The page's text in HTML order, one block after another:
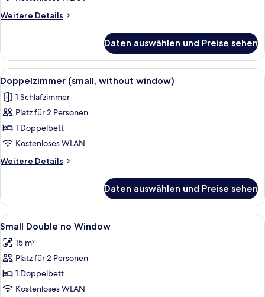
Weitere Details
Weitere
Daten auswählen und Preise sehen
Alle
Fotos
für
Doppelzimmer
(small,
without
window)
anzeigen
Ein modernes Schlafzimmer mit
5
Doppelzimmer (small, without window)
1 Schlafzimmer
Platz für 2 Personen
1 Doppelbett
Kostenloses WLAN
Weitere Details
Weitere
(small,
without
window)
Daten auswählen und Preise sehen
Alle
Fotos
für
Small
Double
no
Minibar, Zimmersafe, Schreibtisch,
1
Small Double no Window
15 m²
Platz für 2 Personen
1 Doppelbett
Kostenloses WLAN